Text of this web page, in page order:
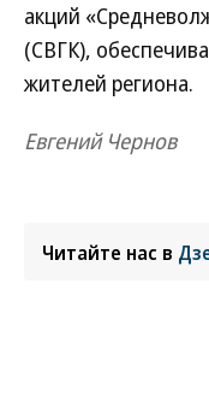
акций
(СВГК),
жителей региона.
Евгений Чернов
Читайте нас в